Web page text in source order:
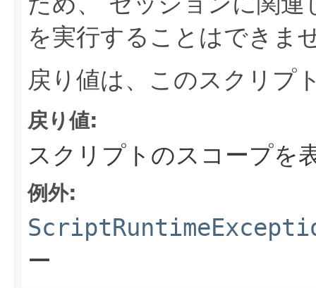
を実行することはできま
戻り値は、このスクリプ
戻り値:
スクリプトのスコープを
例外:
ー